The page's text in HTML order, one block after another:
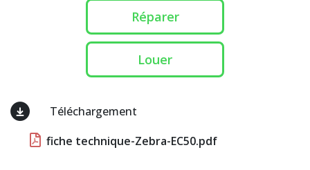
Réparer
Louer
Téléchargement
fiche technique-Zebra-EC50.pdf